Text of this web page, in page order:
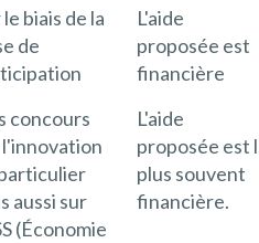
le biais de la
de
L'aide
proposée est
financière
concours
l'innovation
aussi sur
(Économie
L'aide
proposée est
plus souvent
financière.